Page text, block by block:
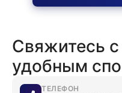
Свяжитесь
удобным
ТЕЛЕФОН